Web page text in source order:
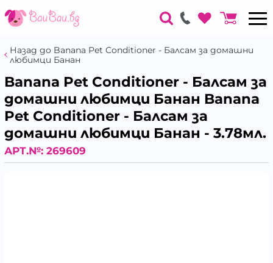
Назад до Banana Pet Conditioner - Балсам за домашни
любимци Банан
Banana Pet Conditioner - Балсам за
домашни любимци Банан Banana
Pet Conditioner - Балсам за
домашни любимци Банан - 3.78мл.
АРТ.№: 269609